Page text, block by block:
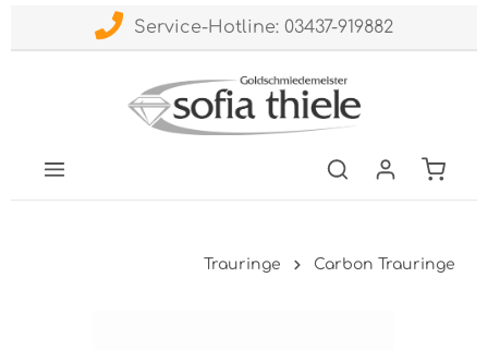
Service-Hotline: 03437-919882
Trauringe Carbon Trauringe